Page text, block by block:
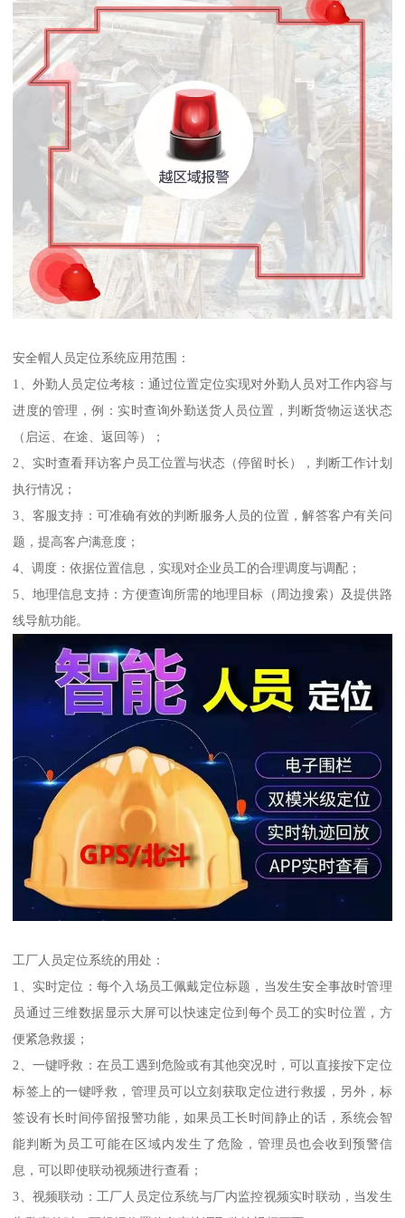
安全帽人员定位系统应用范围：
1、外勤人员定位考核：通过位置定位实现对外勤人员对工作内容与
进度的管理，例：实时查询外勤送货人员位置，判断货物运送状态
（启运、在途、返回等）；
2、实时查看拜访客户员工位置与状态（停留时长），判断工作计划
执行情况；
3、客服支持：可准确有效的判断服务人员的位置，解答客户有关问
题，提高客户满意度；
4、调度：依据位置信息，实现对企业员工的合理调度与调配；
5、地理信息支持：方便查询所需的地理目标（周边搜索）及提供路
线导航功能。
工厂人员定位系统的用处：
1、实时定位：每个入场员工佩戴定位标题，当发生安全事故时管理
员通过三维数据显示大屏可以快速定位到每个员工的实时位置，方
便紧急救援；
2、一键呼救：在员工遇到危险或有其他突况时，可以直接按下定位
标签上的一键呼救，管理员可以立刻获取定位进行救援，另外，标
签设有长时间停留报警功能，如果员工长时间静止的话，系统会智
能判断为员工可能在区域内发生了危险，管理员也会收到预警信
息，可以即使联动视频进行查看；
3、视频联动：工厂人员定位系统与厂内监控视频实时联动，当发生